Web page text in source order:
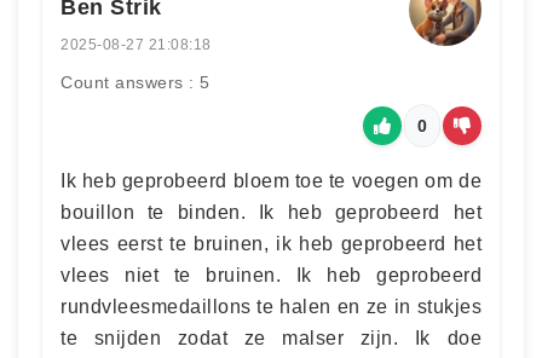
Ben Strik
2025-08-27 21:08:18
Count answers : 5
0
Ik heb geprobeerd bloem toe te voegen om de
bouillon te binden. Ik heb geprobeerd het
vlees eerst te bruinen, ik heb geprobeerd het
vlees niet te bruinen. Ik heb geprobeerd
rundvleesmedaillons te halen en ze in stukjes
te snijden zodat ze malser zijn. Ik doe